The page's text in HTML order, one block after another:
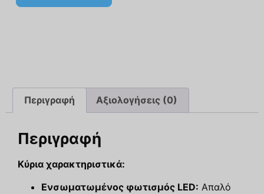
Περιγραφή Αξιολογήσεις (0)
Περιγραφή
Κύρια χαρακτηριστικά:
Ενσωματωμένος φωτισμός LED: Απαλό